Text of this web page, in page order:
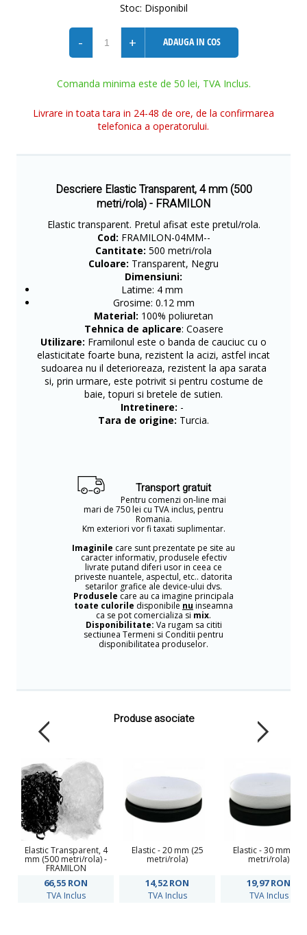
Stoc: Disponibil
- + ADAUGA IN COS
Comanda minima este de 50 lei, TVA Inclus.
Livrare in toata tara in 24-48 de ore, de la confirmarea
telefonica a operatorului.
Descriere Elastic Transparent, 4 mm (500
metri/rola) - FRAMILON
Elastic transparent. Pretul afisat este pretul/rola.
Cod: FRAMILON-04MM--
Cantitate: 500 metri/rola
Culoare: Transparent, Negru
Dimensiuni:
Latime: 4 mm
Grosime: 0.12 mm
Material: 100% poliuretan
Tehnica de aplicare: Coasere
Utilizare: Framilonul este o banda de cauciuc cu o
elasticitate foarte buna, rezistent la acizi, astfel incat
sudoarea nu il deterioreaza, rezistent la apa sarata
si, prin urmare, este potrivit si pentru costume de
baie, topuri si bretele de sutien.
Intretinere: -
Tara de origine: Turcia.
Transport gratuit
Pentru comenzi on-line mai
mari de 750 lei cu TVA inclus, pentru
Romania.
Km exteriori vor fi taxati suplimentar.
Imaginile care sunt prezentate pe site au
caracter informativ, produsele efectiv
livrate putand diferi usor in ceea ce
priveste nuantele, aspectul, etc.. datorita
setarilor grafice ale device-ului dvs.
Produsele care au ca imagine principala
toate culorile disponibile nu inseamna
ca se pot comercializa si mix.
Disponibilitate: Va rugam sa cititi
sectiunea Termeni si Conditii pentru
disponibilitatea produselor.
Produse asociate
Elastic Transparent, 4
mm (500 metri/rola) -
FRAMILON
66,55 RON
TVA Inclus
Elastic - 20 mm (25
metri/rola)
14,52RON
TVA Inclus
Elastic - 30 mm (25
metri/rola)
19,97RON
TVA Inclus